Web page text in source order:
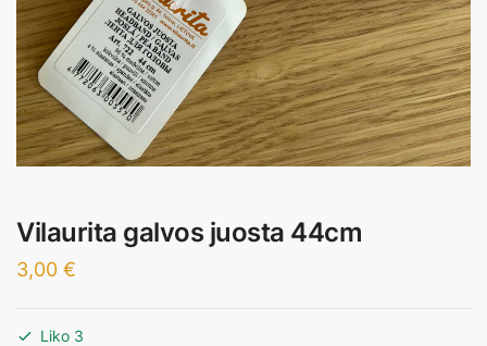
Vilaurita galvos juosta 44cm
3,00 €
Liko 3